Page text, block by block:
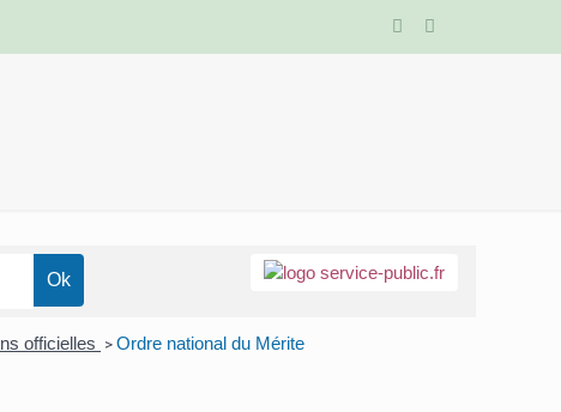
officielles > Ordre national du Mérite